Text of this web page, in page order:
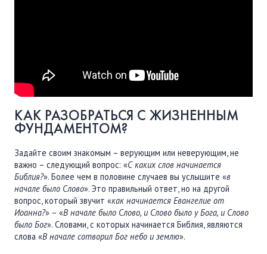
КАК РАЗОБРАТЬСЯ С ЖИЗНЕННЫМ
ФУНДАМЕНТОМ?
Задайте своим знакомым – верующим или неверующим, не
важно – следующий вопрос: «С каких слов начинается
Библия?». Более чем в половине случаев вы услышите «в
начале было Слово». Это правильный ответ, но на другой
вопрос, который звучит «как начинается Евангелие от
Иоанна?» – «В начале было Слово, и Слово было у Бога, и Слово
было Бог». Словами, с которых начинается Библия, являются
слова «В начале сотворил Бог небо и землю».